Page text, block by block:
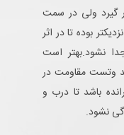
قرار گیرد ولی در سمت
بوده تا در اثر
نشود.بهتر است
وتست مقاومت در
ساعت گذرانده باشد تا درب و